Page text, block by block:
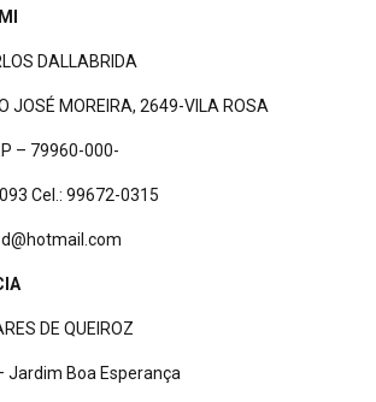
DALLABRIDA
JOSÉ MOREIRA, 2649-VILA ROSA
– 79960-000-
Cel.: 99672-0315
DE QUEIROZ
Jardim Boa Esperança